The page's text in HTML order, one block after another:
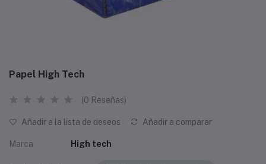
Papel High Tech
(0 Reseñas)
Añadir a la lista de deseos Añadir a comparar
Marca High tech